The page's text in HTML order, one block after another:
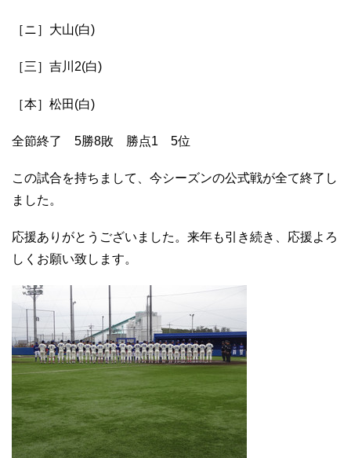
［ニ］大山(白)
［三］吉川2(白)
［本］松田(白)
全節終了 5勝8敗 勝点1 5位
この試合を持ちまして、今シーズンの公式戦が全て終了し
ました。
応援ありがとうございました。来年も引き続き、応援よろ
しくお願い致します。